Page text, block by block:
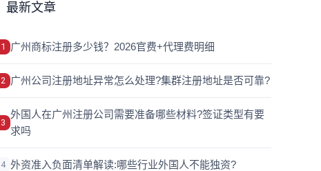
最新文章
1 广州商标注册多少钱？2026官费+代理费明细
2 广州公司注册地址异常怎么处理?集群注册地址是否可靠?
3
外国人在广州注册公司需要准备哪些材料?签证类型有要
求吗
4 外资准入负面清单解读:哪些行业外国人不能独资?